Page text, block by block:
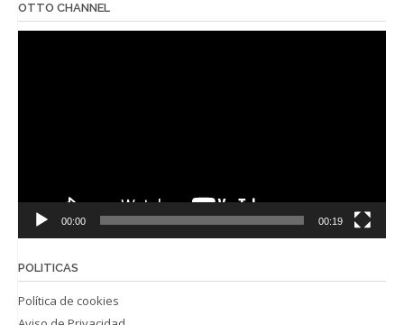
OTTO CHANNEL
00:00 00:19
POLITICAS
Política de cookies